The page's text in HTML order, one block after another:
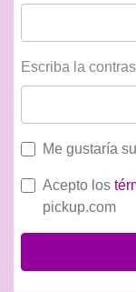
Escriba la
Me gustaría
Acepto los
pickup.com